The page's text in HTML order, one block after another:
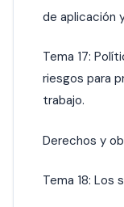
de aplicación
Tema 17:
riesgos para
trabajo.
Derechos y
Tema 18: Los